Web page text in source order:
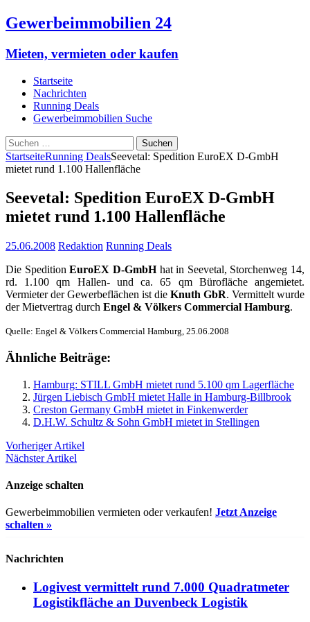
Gewerbeimmobilien 24
Mieten, vermieten oder kaufen
Startseite
Nachrichten
Running Deals
Gewerbeimmobilien Suche
Suchen
nach:
StartseiteRunning DealsSeevetal: Spedition EuroEX D-GmbH
mietet rund 1.100 Hallenfläche
Seevetal: Spedition EuroEX D-GmbH
mietet rund 1.100 Hallenfläche
25.06.2008 Redaktion Running Deals
Die SpeditionEuroEX D-GmbH hat in Seevetal, Storchenweg 14,
rd. 1.100 qm Hallen- und ca. 65 qm Bürofläche angemietet.
Vermieter der Gewerbeflächen ist die Knuth GbR. Vermittelt wurde
der Mietvertrag durch Engel & Völkers Commercial Hamburg.
Quelle: Engel & Völkers Commercial Hamburg, 25.06.2008
Ähnliche Beiträge:
Hamburg: STILL GmbH mietet rund 5.100 qm Lagerfläche
Jürgen Liebisch GmbH mietet Halle in Hamburg-Billbrook
Creston Germany GmbH mietet in Finkenwerder
D.H.W. Schultz & Sohn GmbH mietet in Stellingen
Vorheriger Artikel
Nächster Artikel
Anzeige schalten
Gewerbeimmobilien vermieten oder verkaufen! Jetzt Anzeige
schalten »
Nachrichten
Logivest vermittelt rund 7.000 Quadratmeter
Logistikfläche an Duvenbeck Logistik